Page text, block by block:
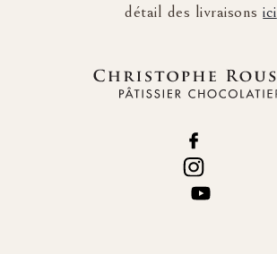
détail des livraisonsici